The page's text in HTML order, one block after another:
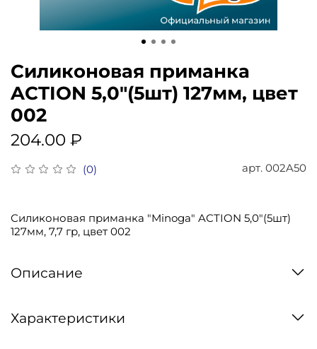
(0) арт. 002A50
Силиконовая приманка
ACTION 5,0"(5шт) 127мм, цвет
002
204.00 ₽
Силиконовая приманка "Minoga" ACTION 5,0"(5шт)
127мм, 7,7 гр, цвет 002
Описание
Характеристики